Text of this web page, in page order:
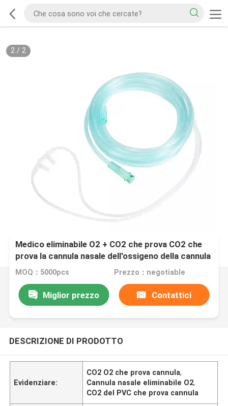
2/ 2
Medico eliminabile O2 + CO2 che prova CO2 che
prova la cannula nasale dell'ossigeno della cannula
MOQ：5000pcs Prezzo：negotiable
Miglior prezzo Contattici
DESCRIZIONE DI PRODOTTO
Evidenziare:
CO2 O2 che prova cannula,
Cannula nasale eliminabile O2,
CO2 del PVC che prova cannula